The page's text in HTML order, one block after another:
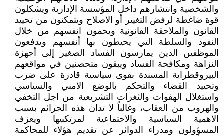
والشخصية وانتشارهم داخل المؤسسة الإدارية ويشكلون
قوة ضاغطة لرفض التغيير أو الاصلاح ويتمكنون من تحييد
القانون والملاحقة القانونية ويحمون انفسهم من خلال
النفوذ والسلطة التي يحيطون بها أنفسهم ويدفعون
الموظفين الذين يمارسون الفساد الصغير إلى أجهزة
النزاهة ومكافحة الفساد ويبقون متحصنين في مواقعهم
البيروقطراية المسندة بقوى سياسية قادرة على ضرب
وتحييد القضاء والتحكم بالوضع الامني والسياسي
واستغلال الهفوات والثغرات التشريعية من اجل التخفي
والهروب من العقاب، وغالباً لا تدان هذه الجرائم بسبب
الاهمية السياسية والاجتماعية لمرتكبيها ويعزف
المسؤولون ومدراء الدوائر عن تقديم هؤلاء للمحاكمة